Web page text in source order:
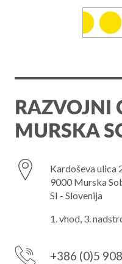
RAZVOJNI
MURSKA
Kardoševa ulica
9000 Murska
SI - Slovenija
1. vhod, 3.
+386 (0)5